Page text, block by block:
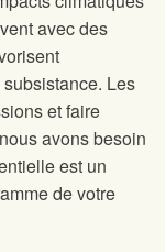
avec des
Les
et faire
avons besoin
est un
de votre